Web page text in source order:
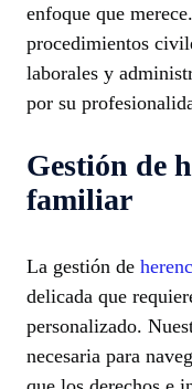
enfoque que
procedimientos
laborales y
por su
Gestión de
familiar
La gestión de
delicada que
personalizado.
necesaria para